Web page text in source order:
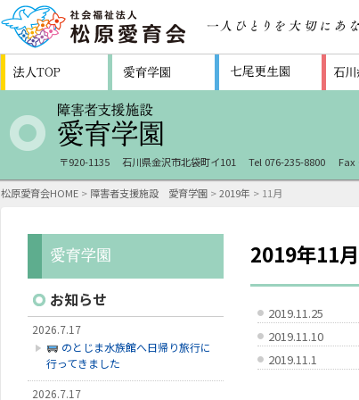
〒920-1135 石川県金沢市北袋町イ101 Tel 076-235-8800 Fax
松原愛育会HOME > 障害者支援施設 愛育学園 >2019年 > 11月
2019年11
2019.11.25
2019.11.10
2019.11.1
お知らせ
2026.7.17
のとじま水族館へ日帰り旅行に
行ってきました
2026.7.17